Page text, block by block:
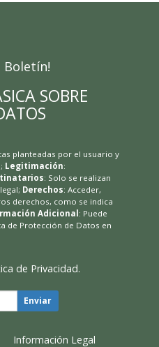
Boletín!
SOBRE
planteadas por el usuario y
Legitimación:
: Solo se realizan
Derechos: Acceder,
derechos, como se indica
Adicional : Puede
de Protección de Datos en
de Privacidad.
Enviar
Información Legal